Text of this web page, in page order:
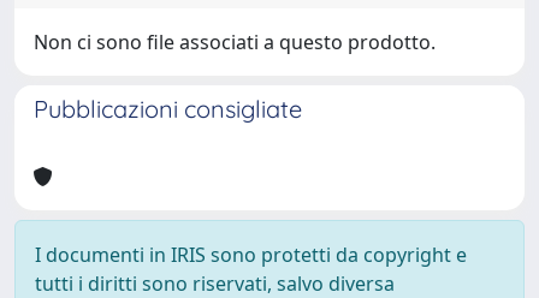
Non ci sono file associati a questo prodotto.
Pubblicazioni consigliate
I documenti in IRIS sono protetti da copyright e
tutti i diritti sono riservati, salvo diversa